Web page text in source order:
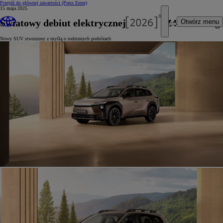
Przejdź do głównej zawartości (Press Enter)
Otwórz menu
15 maja 2025
Światowy debiut elektrycznej Toyoty bZ4X Touring
Nowy SUV stworzony z myślą o rodzinnych podróżach